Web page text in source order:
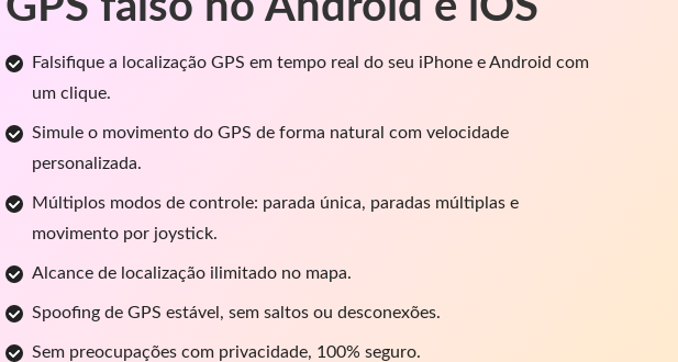
Falsifique a localização GPS em tempo real do seu iPhone e Android com
um clique.
Simule o movimento do GPS de forma natural com velocidade
personalizada.
Múltiplos modos de controle: parada única, paradas múltiplas e
movimento por joystick.
Alcance de localização ilimitado no mapa.
Spoofing de GPS estável, sem saltos ou desconexões.
Sem preocupações com privacidade, 100% seguro.